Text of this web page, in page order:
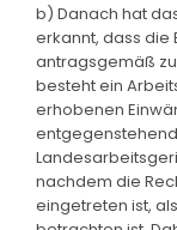
b) Danach hat
erkannt, dass die
antragsgemäß
besteht ein
erhobenen
nachdem die
eingetreten ist,